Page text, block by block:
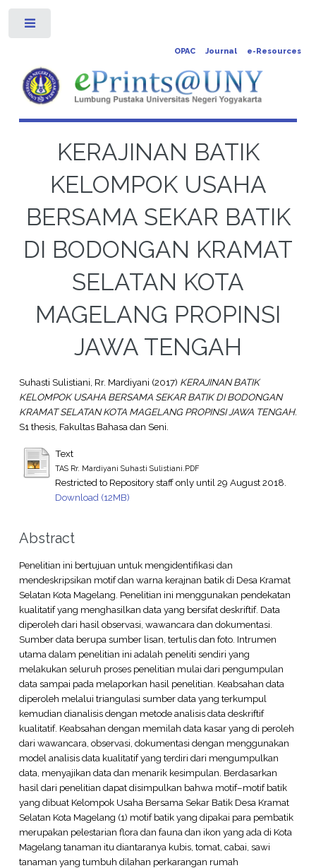
OPAC Journal e-Resources
KERAJINAN BATIK
KELOMPOK USAHA
BERSAMA SEKAR BATIK
DI BODONGAN KRAMAT
SELATAN KOTA
MAGELANG PROPINSI
JAWA TENGAH
Suhasti Sulistiani, Rr. Mardiyani (2017) KERAJINAN BATIK
KELOMPOK USAHA BERSAMA SEKAR BATIK DI BODONGAN
KRAMAT SELATAN KOTA MAGELANG PROPINSI JAWA TENGAH.
S1 thesis, Fakultas Bahasa dan Seni.
Text
TAS Rr. Mardiyani Suhasti Sulistiani.PDF
Restricted to Repository staff only until 29 August 2018.
Download (12MB)
Abstract
Penelitian ini bertujuan untuk mengidentifikasi dan
mendeskripsikan motif dan warna kerajnan batik di Desa Kramat
Selatan Kota Magelang. Penelitian ini menggunakan pendekatan
kualitatif yang menghasilkan data yang bersifat deskriftif. Data
diperoleh dari hasil observasi, wawancara dan dokumentasi.
Sumber data berupa sumber lisan, tertulis dan foto. Intrumen
utama dalam penelitian ini adalah peneliti sendiri yang
melakukan seluruh proses penelitian mulai dari pengumpulan
data sampai pada melaporkan hasil penelitian. Keabsahan data
diperoleh melalui triangulasi sumber data yang terkumpul
kemudian dianalisis dengan metode analisis data deskriftif
kualitatif. Keabsahan dengan memilah data kasar yang di peroleh
dari wawancara, observasi, dokumentasi dengan menggunakan
model analisis data kualitatif yang terdiri dari mengumpulkan
data, menyajikan data dan menarik kesimpulan. Berdasarkan
hasil dari penelitian dapat disimpulkan bahwa motif–motif batik
yang dibuat Kelompok Usaha Bersama Sekar Batik Desa Kramat
Selatan Kota Magelang (1) motif batik yang dipakai para pembatik
merupakan pelestarian flora dan fauna dan ikon yang ada di Kota
Magelang tanaman itu diantaranya kubis, tomat, cabai, sawi
tanaman yang tumbuh dilahan perkarangan rumah